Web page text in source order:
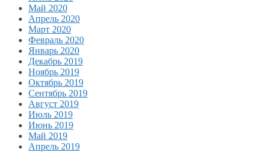
Май 2020
Апрель 2020
Март 2020
Февраль 2020
Январь 2020
Декабрь 2019
Ноябрь 2019
Октябрь 2019
Сентябрь 2019
Август 2019
Июль 2019
Июнь 2019
Май 2019
Апрель 2019